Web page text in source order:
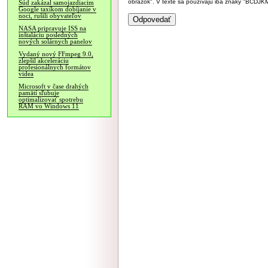
Súd zakázal samojazdiacim
Google taxíkom dobíjanie v
noci, rušili obyvateľov
NASA pripravuje ISS na
inštaláciu posledných
nových solárnych panelov
Vydaný nový FFmpeg 9.0,
zlepšil akceleráciu
profesionálnych formátov
videa
Microsoft v čase drahých
pamätí sľubuje
optimalizovať spotrebu
RAM vo Windows 11
obrázok". V texte sa používajú iba znaky